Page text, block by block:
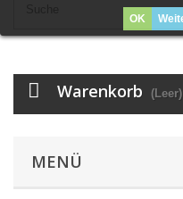
Warenkorb (Leer)
MENÜ
OK